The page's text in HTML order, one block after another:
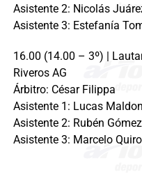
Asistente 2: Nicolás
Asistente 3: Estefanía
16.00 (14.00 – 3º) |
Riveros AG
Árbitro: César Filippa
Asistente 1: Lucas
Asistente 2: Rubén Gómez
Asistente 3: Marcelo